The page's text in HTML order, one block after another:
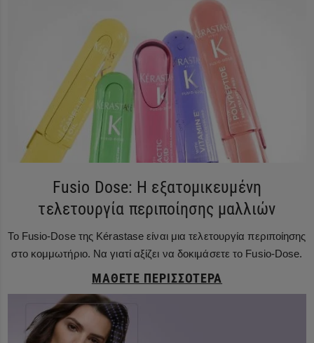
Fusio Dose: Η εξατομικευμένη
τελετουργία περιποίησης μαλλιών
Το Fusio-Dose της Kérastase είναι μια τελετουργία περιποίησης
στο κομμωτήριο. Να γιατί αξίζει να δοκιμάσετε το Fusio-Dose.
ΜΆΘΕΤΕ ΠΕΡΙΣΣΌΤΕΡΑ